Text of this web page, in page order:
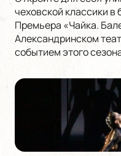
чеховской классики
Премьера «Чайка.
Александринском
событием этого